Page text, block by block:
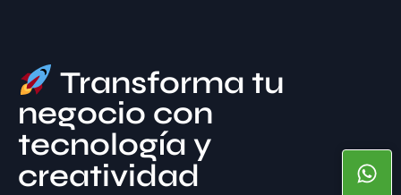
Transforma tu
negocio con
tecnología y
creatividad